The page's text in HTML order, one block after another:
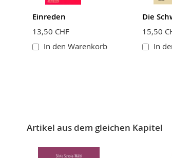
Einreden
13,50 CHF
In den Warenkorb
Die
15,50
In
Artikel aus dem gleichen Kapitel